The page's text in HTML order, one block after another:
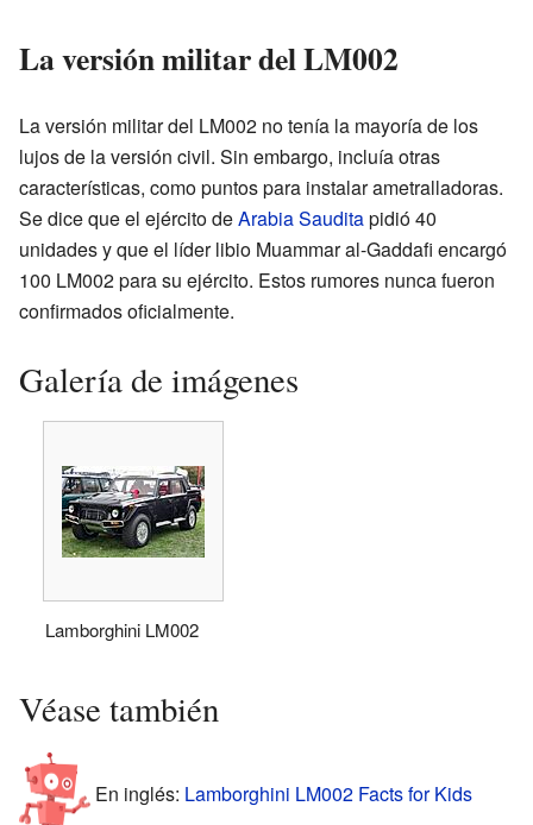
La versión militar del LM002
La versión militar del LM002 no tenía la mayoría de los
lujos de la versión civil. Sin embargo, incluía otras
características, como puntos para instalar ametralladoras.
Se dice que el ejército deArabia Sauditapidió 40
unidades y que el líder libio Muammar al-Gaddafi encargó
100 LM002 para su ejército. Estos rumores nunca fueron
confirmados oficialmente.
Galería de imágenes
Lamborghini LM002
Véase también
En inglés: Lamborghini LM002 Facts for Kids